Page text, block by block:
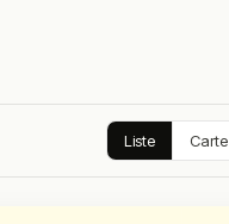
Liste Carte